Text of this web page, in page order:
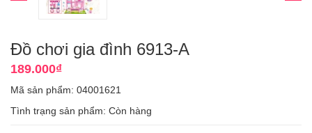
Đồ chơi gia đình 6913-A
189.000₫
Mã sản phẩm: 04001621
Tình trạng sản phẩm: Còn hàng